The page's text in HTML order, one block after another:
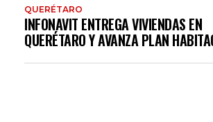
QUERÉTARO
INFONAVIT ENTREGA VIVIENDAS EN
QUERÉTARO Y AVANZA PLAN